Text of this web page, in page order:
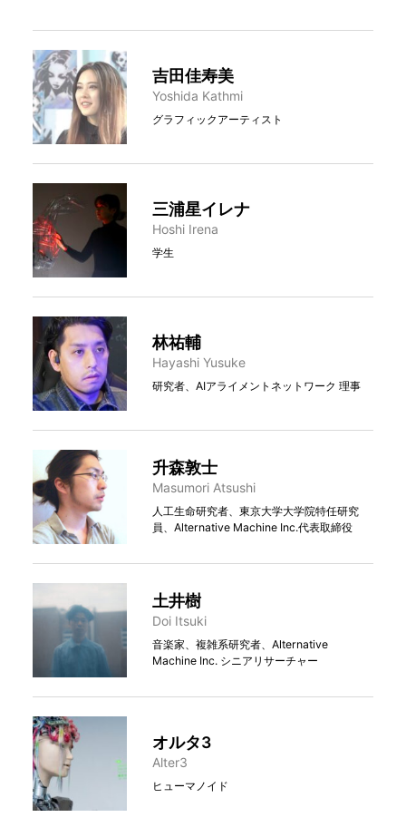
吉田佳寿美
Yoshida Kathmi
グラフィックアーティスト
三浦星イレナ
Hoshi Irena
学生
林祐輔
Hayashi Yusuke
研究者、AIアライメントネットワーク 理事
升森敦⼠
Masumori Atsushi
人工生命研究者、東京大学大学院特任研究
員、Alternative Machine Inc.代表取締役
土井樹
Doi Itsuki
音楽家、複雑系研究者、Alternative
Machine Inc. シニアリサーチャー
オルタ3
Alter3
ヒューマノイド